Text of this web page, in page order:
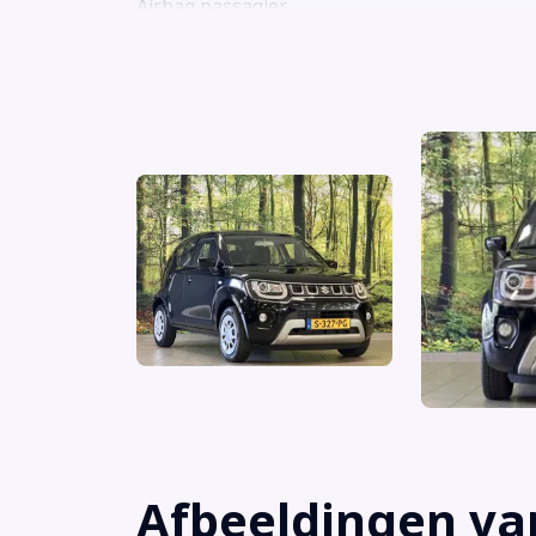
Airbag passagier
Automatische verlichting
AUX-Aansluiting
Bagage-afdekhoes
Bagagedek
Bandenspanningscontrolesysteem
Bestuurdersstoel in hoogte verstelbaar
Bluetooth
Blue Tooth Telefoon voorbereiding